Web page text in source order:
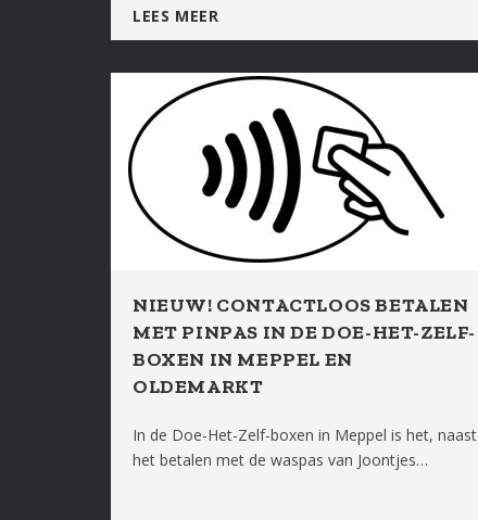
LEES MEER
NIEUW! CONTACTLOOS BETALEN
MET PINPAS IN DE DOE-HET-ZELF-
BOXEN IN MEPPEL EN
OLDEMARKT
In de Doe-Het-Zelf-boxen in Meppel is het, naast
het betalen met de waspas van Joontjes…